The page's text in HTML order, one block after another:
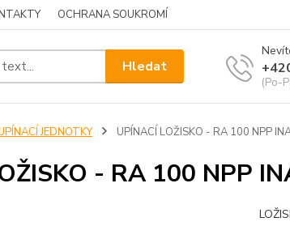
OCHRANA SOUKROMÍ
Hledat
(Po-
JEDNOTKY UPÍNACÍ LOŽISKO - RA 100 NPP
- RA 100 NPP